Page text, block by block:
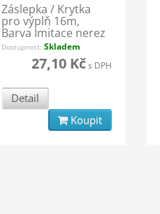
Záslepka / Krytka
pro výplň 16m,
Barva Imitace nerez
Dostupnost:Skladem
27,10 Kčs DPH
Detail
Koupit